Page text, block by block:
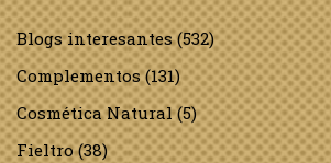
Blogs interesantes(532)
Complementos(131)
Cosmética Natural(5)
Fieltro(38)